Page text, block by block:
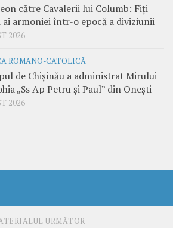
către Cavalerii lui Columb: Fiți
armoniei într-o epocă a diviziunii
2026
ROMANO-CATOLICĂ
de Chișinău a administrat Mirului
„Ss Ap Petru și Paul” din Onești
2026
URMĂTOR